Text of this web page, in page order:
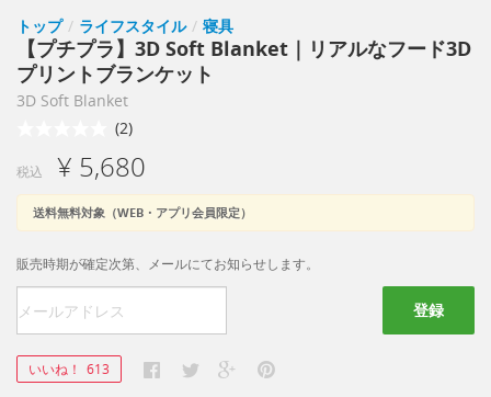
トップ / ライフスタイル / 寝具
【プチプラ】3D Soft Blanket｜リアルなフード3D
プリントブランケット
3D Soft Blanket
(2)
税込 ¥ 5,680
送料無料対象（WEB・アプリ会員限定）
販売時期が確定次第、メールにてお知らせします。
登録
いいね！ 613